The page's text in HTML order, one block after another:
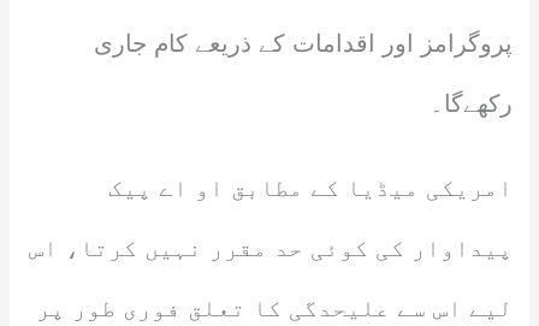
پروگرامز اور اقدامات کے ذریعے کام جاری
رکھےگا۔
امریکی میڈیا کے مطابق او اے پیک
پیداوار کی کوئی حد مقرر نہیں کرتا، اس
لیے اس سے علیحدگی کا تعلق فوری طور پر